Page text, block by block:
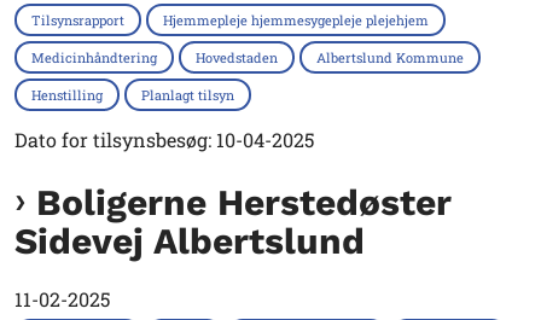
Tilsynsrapport Hjemmepleje hjemmesygepleje plejehjem
Medicinhåndtering Hovedstaden Albertslund Kommune
Henstilling Planlagt tilsyn
Dato for tilsynsbesøg: 10-04-2025
Boligerne Herstedøster
Sidevej Albertslund
11-02-2025